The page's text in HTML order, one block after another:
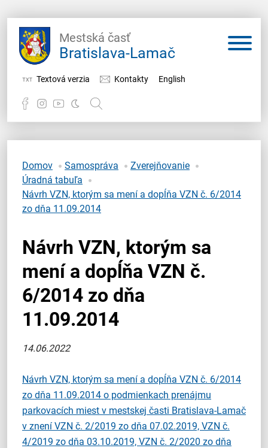
Mestská časť
Bratislava-Lamač
Textová verzia Kontakty English
Samospráva
Miestny úrad
O Lamači
Domov Samospráva
Zverejňovanie
Úradná tabuľa
Návrh VZN, ktorým sa mení a dopĺňa VZN č. 6/2014
zo dňa 11.09.2014
Návrh VZN, ktorým sa
mení a dopĺňa VZN č.
6/2014 zo dňa
11.09.2014
14.06.2022
Návrh VZN, ktorým sa mení a dopĺňa VZN č. 6/2014
zo dňa 11.09.2014 o podmienkach prenájmu
parkovacích miest v mestskej časti Bratislava-Lamač
v znení VZN č. 2/2019 zo dňa 07.02.2019, VZN č.
4/2019 zo dňa 03.10.2019, VZN č. 2/2020 zo dňa